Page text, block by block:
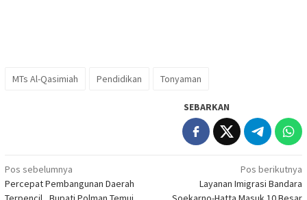
MTs Al-Qasimiah Pendidikan Tonyaman
SEBARKAN
Navigasi
pos
Pos sebelumnya
Percepat Pembangunan Daerah
Pos berikutnya
Layanan Imigrasi Bandara